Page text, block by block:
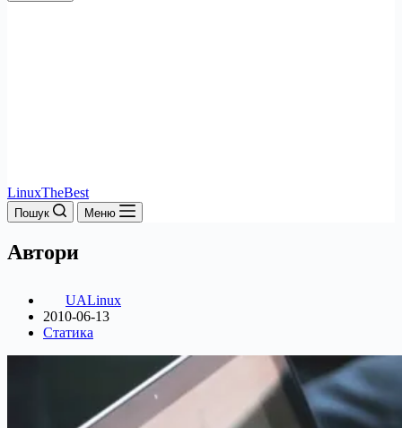
LinuxTheBest
Пошук Меню
Автори
UALinux
2010-06-13
Статика